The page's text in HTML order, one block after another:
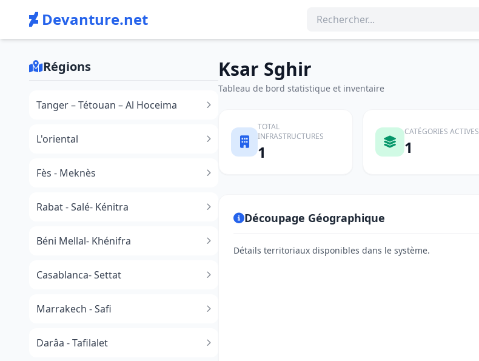
Devanture.net
Régions
Tanger – Tétouan – Al Hoceima
L'oriental
Fès - Meknès
Rabat - Salé- Kénitra
Béni Mellal- Khénifra
Casablanca- Settat
Marrakech - Safi
Darâa - Tafilalet
Ksar Sghir
Tableau de bord statistique et inventaire
TOTAL
INFRASTRUCTURES
1
CATÉGORIES ACTIVES
1
Découpage Géographique
Détails territoriaux disponibles dans le système.